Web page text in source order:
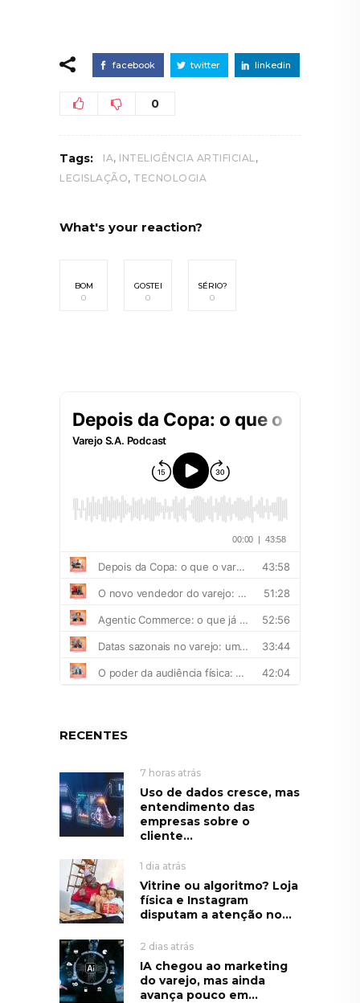
facebook twitter linkedin
0
Tags: IA, INTELIGÊNCIA ARTIFICIAL ,
LEGISLAÇÃO, TECNOLOGIA
What's your reaction?
BOM
0
GOSTEI
0
SÉRIO?
0
RECENTES
7 horas atrás
Uso de dados cresce, mas
entendimento das
empresas sobre o
cliente...
1 dia atrás
Vitrine ou algoritmo? Loja
física e Instagram
disputam a atenção no...
2 dias atrás
IA chegou ao marketing
do varejo, mas ainda
avança pouco em...